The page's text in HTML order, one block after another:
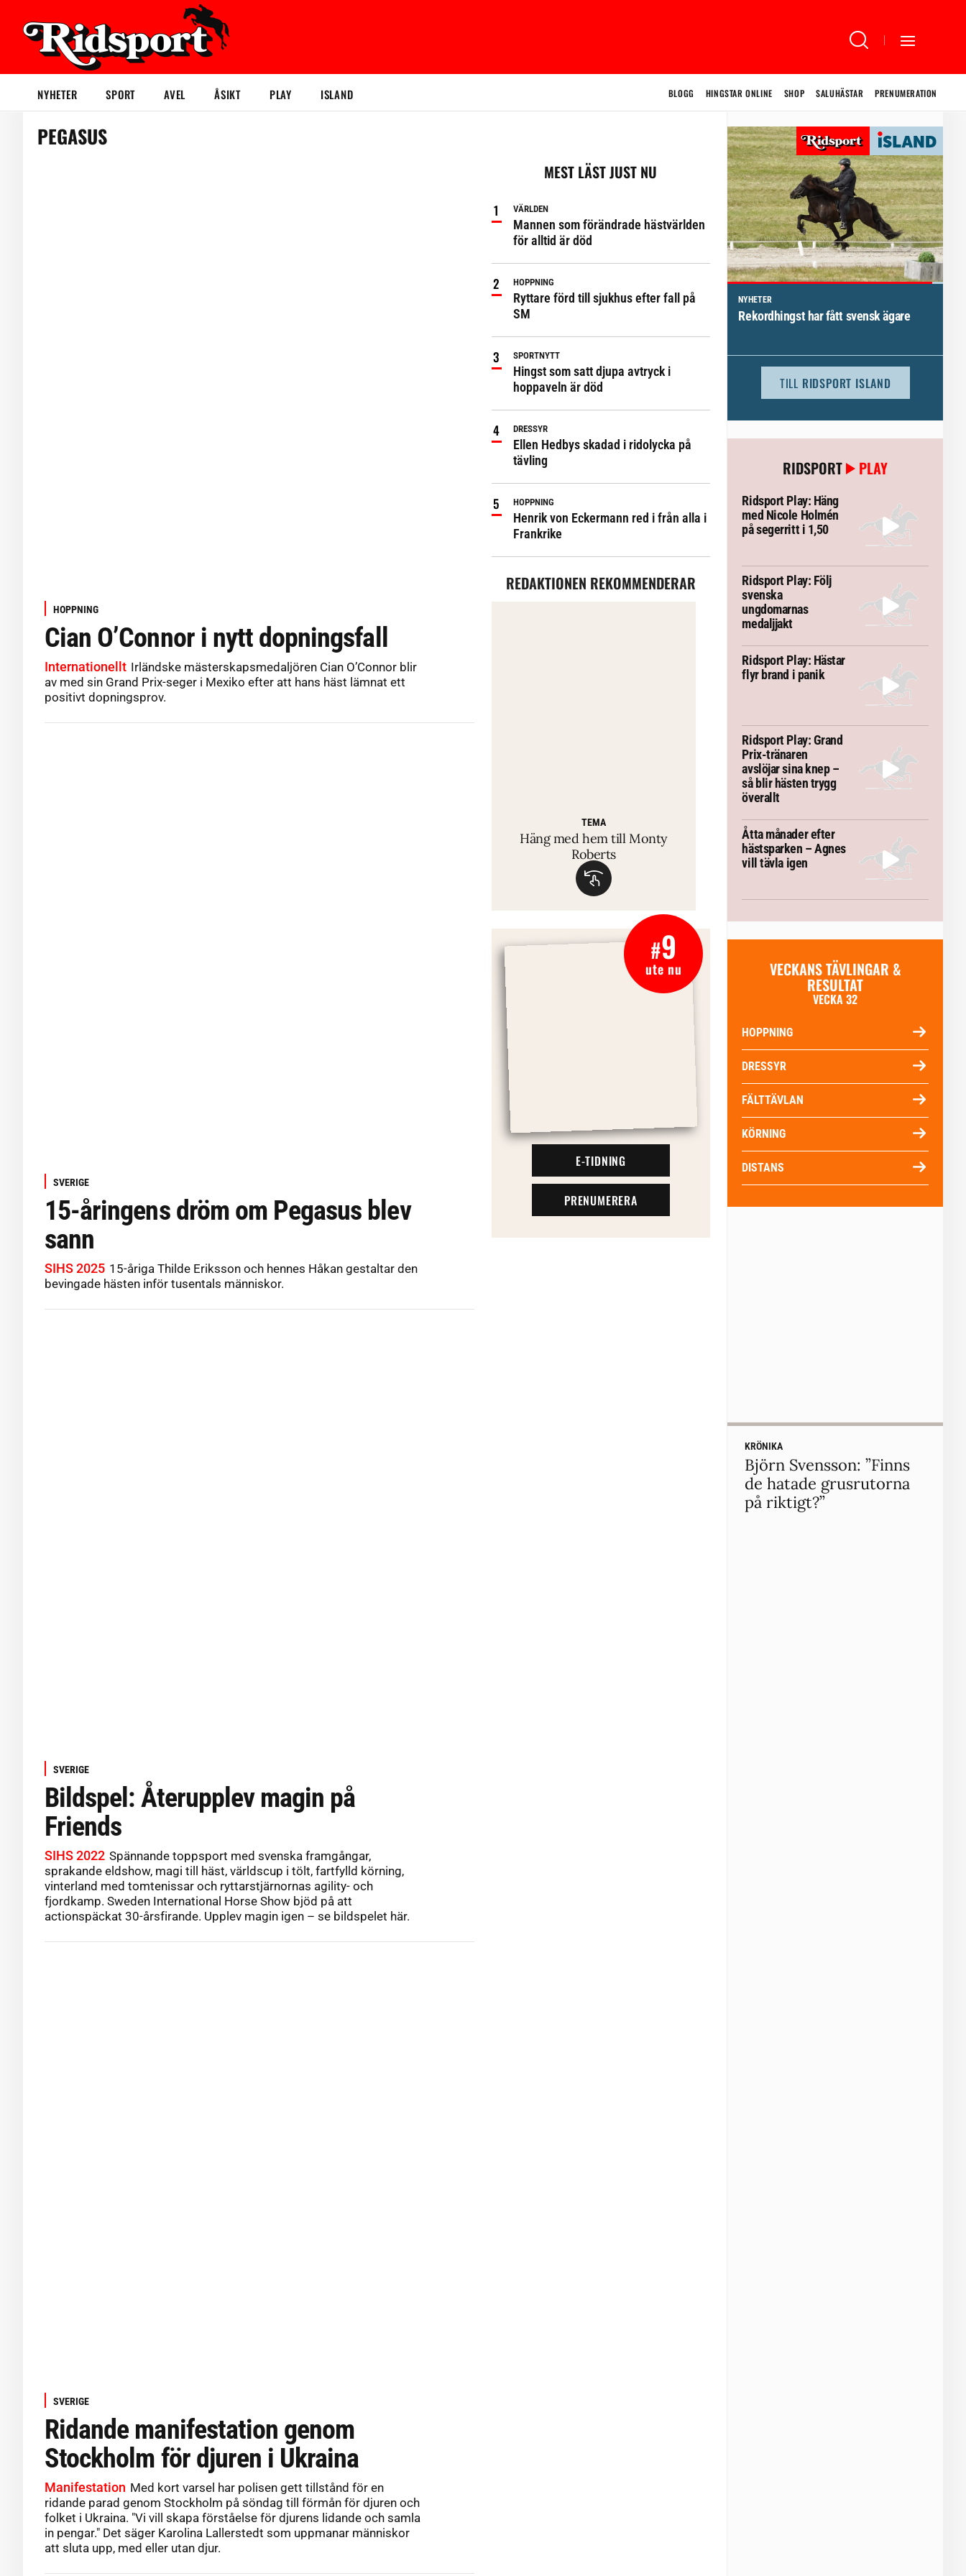
NYHETER SPORT AVEL ÅSIKT PLAY ISLAND BLOGG HINGSTAR ONLINE SHOP SALUHÄSTAR PRENUMERATION
PEGASUS
HOPPNING
Cian O’Connor i nytt dopningsfall
Internationellt Irländske mästerskapsmedaljören Cian O’Connor blir
av med sin Grand Prix-seger i Mexiko efter att hans häst lämnat ett
positivt dopningsprov.
SVERIGE
15-åringens dröm om Pegasus blev
sann
SIHS 2025 15-åriga Thilde Eriksson och hennes Håkan gestaltar den
bevingade hästen inför tusentals människor.
SVERIGE
Bildspel: Återupplev magin på
Friends
SIHS 2022 Spännande toppsport med svenska framgångar,
sprakande eldshow, magi till häst, världscup i tölt, fartfylld körning,
vinterland med tomtenissar och ryttarstjärnornas agility- och
fjordkamp. Sweden International Horse Show bjöd på att
actionspäckat 30-årsfirande. Upplev magin igen – se bildspelet här.
SVERIGE
Ridande manifestation genom
Stockholm för djuren i Ukraina
Manifestation Med kort varsel har polisen gett tillstånd för en
ridande parad genom Stockholm på söndag till förmån för djuren och
folket i Ukraina. "Vi vill skapa förståelse för djurens lidande och samla
in pengar." Det säger Karolina Lallerstedt som uppmanar människor
att sluta upp, med eller utan djur.
MEST LÄST JUST NU
VÄRLDEN
Mannen som förändrade hästvärlden
för alltid är död
HOPPNING
Ryttare förd till sjukhus efter fall på
SM
SPORTNYTT
Hingst som satt djupa avtryck i
hoppaveln är död
DRESSYR
Ellen Hedbys skadad i ridolycka på
tävling
HOPPNING
Henrik von Eckermann red i från alla i
Frankrike
REDAKTIONEN REKOMMENDERAR
TEMA
Häng med hem till Monty
Roberts
TEMA
VM-febern stiger – här är allt
inför Aachen
#9
ute nu
E-TIDNING
PRENUMERERA
NYHETER
Brett politiskt stöd för förändringar i
TILL RIDSPORT ISLAND
RIDSPORT PLAY
Ridsport Play: Häng
med Nicole Holmén
på segerritt i 1,50
Ridsport Play: Följ
svenska
ungdomarnas
medaljjakt
Ridsport Play: Hästar
flyr brand i panik
Ridsport Play: Grand
Prix-tränaren
avslöjar sina knep –
så blir hästen trygg
överallt
Åtta månader efter
hästsparken – Agnes
vill tävla igen
VECKANS TÄVLINGAR &
RESULTAT
VECKA 32
HOPPNING
DRESSYR
FÄLTTÄVLAN
KÖRNING
DISTANS
KRÖNIKA
Björn Svensson: ”Finns
de hatade grusrutorna
på riktigt?”